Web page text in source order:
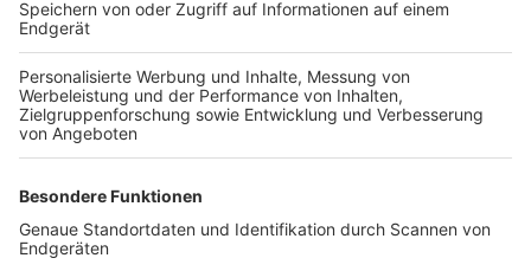
TOP-VEREINE
TOP-PARTNER